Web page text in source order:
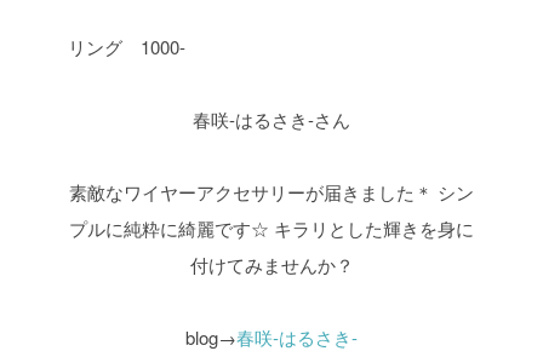
リング 1000-
春咲-はるさき-さん
素敵なワイヤーアクセサリーが届きました＊ シン
プルに純粋に綺麗です☆ キラリとした輝きを身に
付けてみませんか？
blog→春咲-はるさき-